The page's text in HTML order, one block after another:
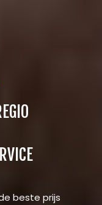
beste prijs